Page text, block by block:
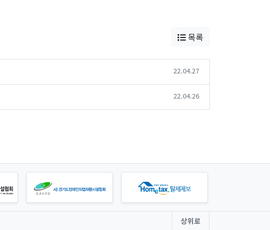
목록
22.04.27
22.04.26
상위로